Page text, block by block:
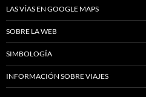
LAS VÍAS EN GOOGLE MAPS
SOBRE LA WEB
SIMBOLOGÍA
INFORMACIÓN SOBRE VIAJES